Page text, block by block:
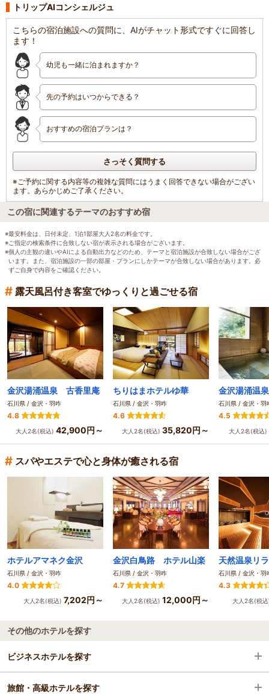
トリップAIコンシェルジュ
こちらの宿泊施設への質問に、AIがチャット形式ですぐに回答し
ます！
幼児も一緒に泊まれますか？
先の予約はいつからできる？
おすすめの宿泊プランは？
さっそく質問する
※ご予約に関する内容等の複雑な質問にはうまく回答できない場合がござい
ます。あらかじめご了承ください。
この宿に関連するテーマのおすすめ宿
※最安料金は、日付未定、1泊1部屋大人2名の料金です。
※ご指定の検索条件に合致しない宿が表示される場合がございます。
※個人の主観の違いやAIによる自動出力などのため、テーマと宿泊施設が合致しない場合がござ
います。また、宿泊施設の一部の部屋・プランにしかテーマが合致しない場合があります。必
ずご自身で内容をご確認ください。
# 露天風呂付き客室でゆっくりと過ごせる宿
金沢湯涌温泉 古香里庵
石川県 / 金沢・羽咋
4.8
大人2名(税込) 42,900円～
ちりはまホテルゆ華
石川県 / 金沢・羽咋
4.6
大人2名(税込) 35,820円～
石川県 / 金沢・羽
4.5
大人2名(税込)
# スパやエステで心と身体が癒される宿
ホテルアマネク金沢
石川県 / 金沢・羽咋
4.0
大人2名(税込) 7,202円～
金沢白鳥路 ホテル山楽
石川県 / 金沢・羽咋
4.7
大人2名(税込) 12,000円～
石川県 / 金沢・羽
4.3
大人2名(税
その他のホテルを探す
ビジネスホテルを探す
石川県
旅館・高級ホテルを探す